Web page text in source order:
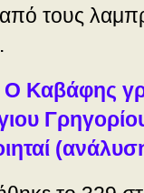
από τους
Ο Καβάφης